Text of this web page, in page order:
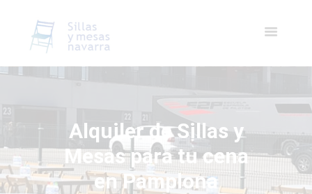
Alquiler de Sillas y
Mesas para tu cena
en Pamplona